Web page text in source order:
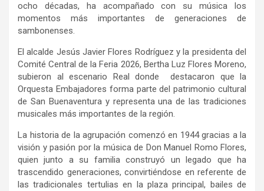
ocho décadas, ha acompañado con su música los
momentos más importantes de generaciones de
sambonenses.
El alcalde Jesús Javier Flores Rodríguez y la presidenta del
Comité Central de la Feria 2026, Bertha Luz Flores Moreno,
subieron al escenario Real donde destacaron que la
Orquesta Embajadores forma parte del patrimonio cultural
de San Buenaventura y representa una de las tradiciones
musicales más importantes de la región.
La historia de la agrupación comenzó en 1944 gracias a la
visión y pasión por la música de Don Manuel Romo Flores,
quien junto a su familia construyó un legado que ha
trascendido generaciones, convirtiéndose en referente de
las tradicionales tertulias en la plaza principal, bailes de